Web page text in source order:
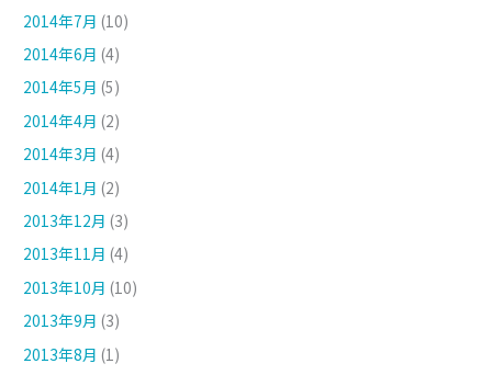
2014年7月 (10)
2014年6月 (4)
2014年5月 (5)
2014年4月 (2)
2014年3月 (4)
2014年1月 (2)
2013年12月 (3)
2013年11月 (4)
2013年10月 (10)
2013年9月 (3)
2013年8月 (1)